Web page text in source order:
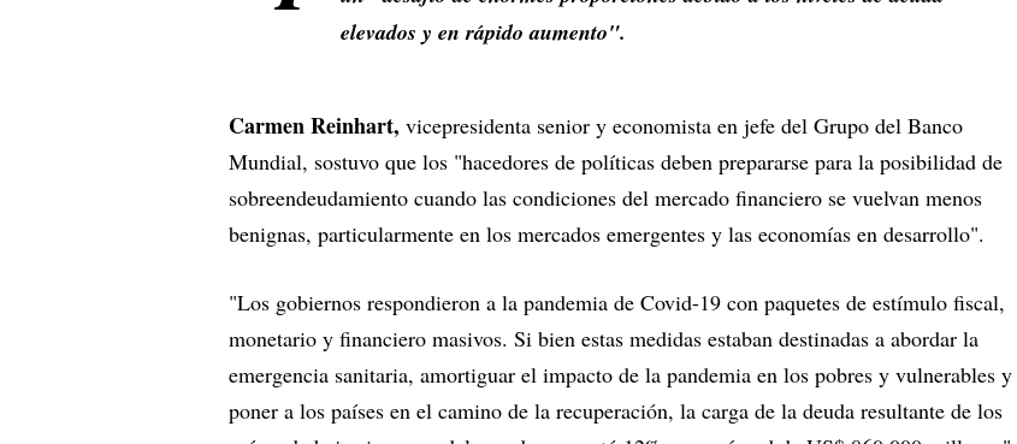
elevados y en rápido aumento".
Carmen Reinhart, vicepresidenta senior y economista en jefe del Grupo del Banco
Mundial, sostuvo que los "hacedores de políticas deben prepararse para la posibilidad de
sobreendeudamiento cuando las condiciones del mercado financiero se vuelvan menos
benignas, particularmente en los mercados emergentes y las economías en desarrollo".
"Los gobiernos respondieron a la pandemia de Covid-19 con paquetes de estímulo fiscal,
monetario y financiero masivos. Si bien estas medidas estaban destinadas a abordar la
emergencia sanitaria, amortiguar el impacto de la pandemia en los pobres y vulnerables y
poner a los países en el camino de la recuperación, la carga de la deuda resultante de los